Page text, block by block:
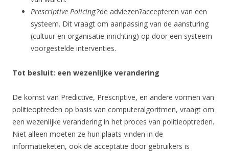
Prescriptive Policing:?de adviezen?accepteren van een
systeem. Dit vraagt om aanpassing van de aansturing
(cultuur en organisatie-inrichting) op door een systeem
voorgestelde interventies.
Tot besluit: een wezenlijke verandering
De komst van Predictive, Prescriptive, en andere vormen van
politieoptreden op basis van computeralgoritmen, vraagt om
een wezenlijke verandering in het proces van politieoptreden.
Niet alleen moeten ze hun plaats vinden in de
informatieketen, ook de acceptatie door gebruikers is